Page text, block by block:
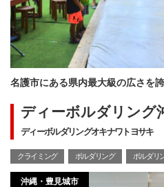
名護市にある県内最大級の広さを
ディーボルダリング
ディーボルダリングオキナワトヨサキ
クライミング ボルダリング ボルダリ
沖縄・豊見城市